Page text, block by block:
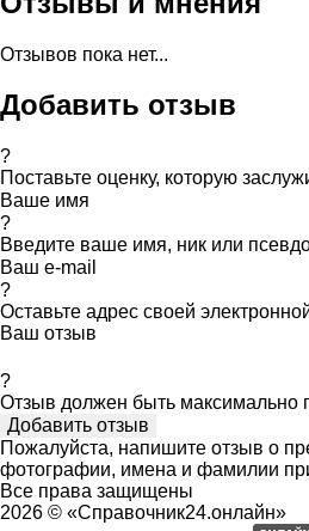
Отзывов пока нет...
Добавить отзыв
?
Поставьте оценку, которую
Ваше имя
?
Введите ваше имя, ник или
Ваш e-mail
?
Оставьте адрес своей
Ваш отзыв
?
Отзыв должен быть максимально
Пожалуйста, напишите отзыв о
фотографии, имена и фамилии
Все права защищены
2026 © «Справочник24.онлайн»